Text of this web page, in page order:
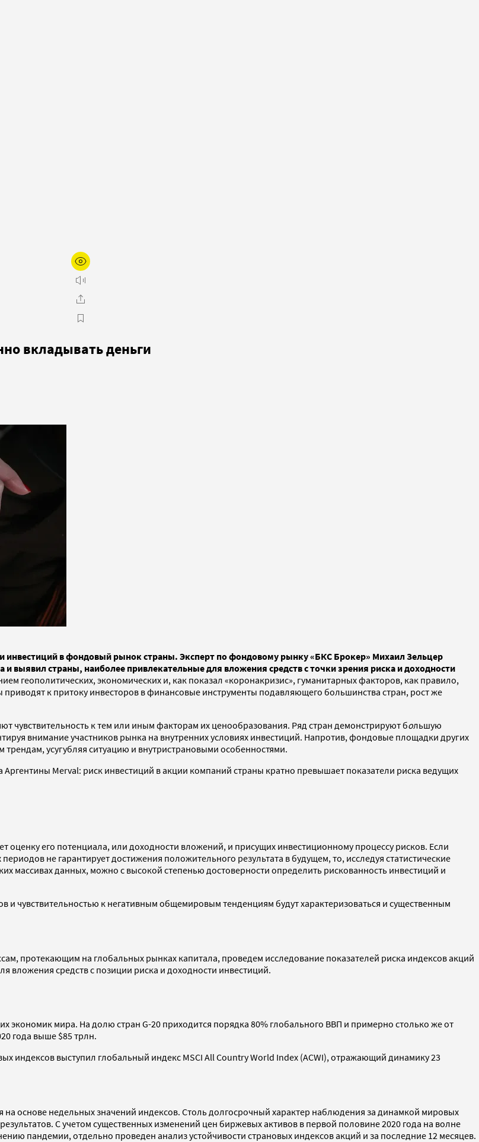
вкладывать деньги
в фондовый рынок страны. Эксперт по фондовому рынку «БКС Брокер» Михаил Зельцер
выявил страны, наиболее привлекательные для вложения средств с точки зрения риска и доходности
геополитических, экономических и, как показал «коронакризис», гуманитарных факторов, как правило,
к притоку инвесторов в финансовые инструменты подавляющего большинства стран, рост же
к тем или иным факторам их ценообразования. Ряд стран демонстрируют большую
внимание участников рынка на внутренних условиях инвестиций. Напротив, фондовые площадки других
усугубляя ситуацию и внутристрановыми особенностями.
Merval: риск инвестиций в акции компаний страны кратно превышает показатели риска ведущих
его потенциала, или доходности вложений, и присущих инвестиционному процессу рисков. Если
не гарантирует достижения положительного результата в будущем, то, исследуя статистические
массивах данных, можно с высокой степенью достоверности определить рискованность инвестиций и
чувствительностью к негативным общемировым тенденциям будут характеризоваться и существенным
протекающим на глобальных рынках капитала, проведем исследование показателей риска индексов акций
средств с позиции риска и доходности инвестиций.
мира. На долю стран G-20 приходится порядка 80% глобального ВВП и примерно столько же от
года выше $85 трлн.
индексов выступил глобальный индекс MSCI All Country World Index (ACWI), отражающий динамику 23
основе недельных значений индексов. Столь долгосрочный характер наблюдения за динамкой мировых
С учетом существенных изменений цен биржевых активов в первой половине 2020 года на волне
пандемии, отдельно проведен анализ устойчивости страновых индексов акций и за последние 12 месяцев.